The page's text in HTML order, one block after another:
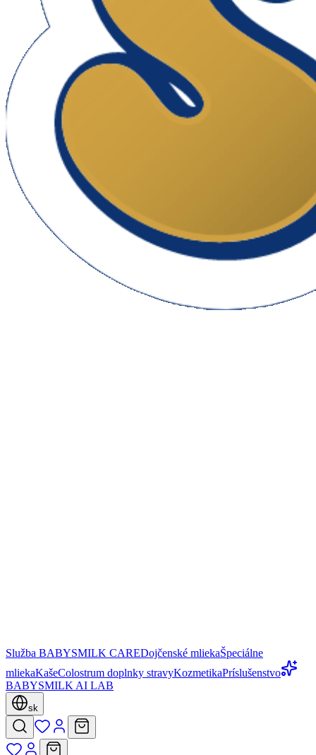
Služba BABYSMILK CAREDojčenské mliekaŠpeciálne
mliekaKašeColostrum doplnky stravyKozmetikaPríslušenstvo
BABYSMILK AI LAB
sk